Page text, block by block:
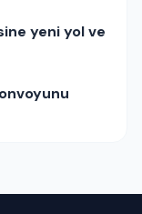
yeni yol ve